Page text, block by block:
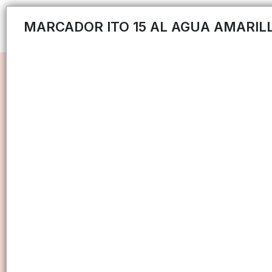
MARCADOR ITO 15 AL AGUA